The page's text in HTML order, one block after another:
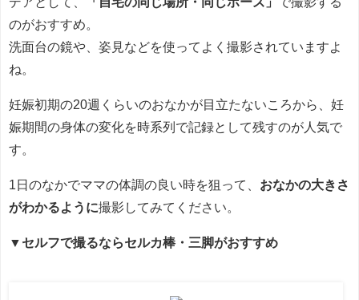
のがおすすめ。
洗面台の鏡や、姿見などを使ってよく撮影されていますよ
ね。
妊娠初期の20週くらいのおなかが目立たないころから、妊
娠期間の身体の変化を時系列で記録として残すのが人気で
す。
1日のなかでママの体調の良い時を狙って、 おなかの大きさ
がわかるように撮影してみてください。
▼セルフで撮るならセルカ棒・三脚がおすすめ